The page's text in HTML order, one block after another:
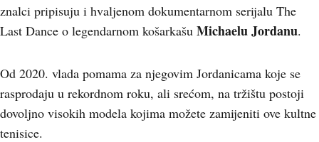
znalci pripisuju i hvaljenom dokumentarnom serijalu The
Last Dance o legendarnom košarkašu Michaelu Jordanu.
Od 2020. vlada pomama za njegovim Jordanicama koje se
rasprodaju u rekordnom roku, ali srećom, na tržištu postoji
dovoljno visokih modela kojima možete zamijeniti ove kultne
tenisice.